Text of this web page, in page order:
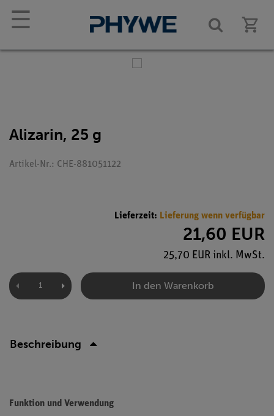
☰
Alizarin, 25 g
Artikel-Nr.: CHE-881051122
Lieferzeit: Lieferung wenn verfügbar
21,60 EUR
25,70 EUR inkl. MwSt.
In den Warenkorb
Beschreibung
Funktion und Verwendung